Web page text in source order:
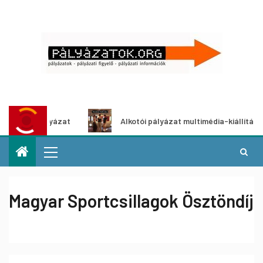
Alkotói pályázat multimédia-kiállításhoz
Magyar Sportcsillagok Ösztöndíj